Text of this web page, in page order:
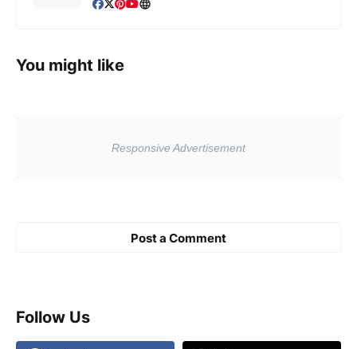
You might like
Post a Comment
Follow Us